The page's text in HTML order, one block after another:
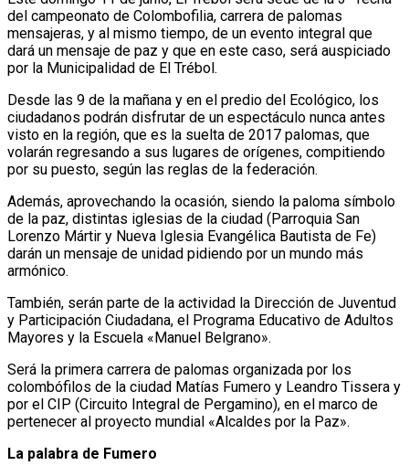
del campeonato de Colombofilia, carrera de palomas
mensajeras, y al mismo tiempo, de un evento integral que
dará un mensaje de paz y que en este caso, será auspiciado
por la Municipalidad de El Trébol.
Desde las 9 de la mañana y en el predio del Ecológico, los
ciudadanos podrán disfrutar de un espectáculo nunca antes
visto en la región, que es la suelta de 2017 palomas, que
volarán regresando a sus lugares de orígenes, compitiendo
por su puesto, según las reglas de la federación.
Además, aprovechando la ocasión, siendo la paloma símbolo
de la paz, distintas iglesias de la ciudad (Parroquia San
Lorenzo Mártir y Nueva Iglesia Evangélica Bautista de Fe)
darán un mensaje de unidad pidiendo por un mundo más
armónico.
También, serán parte de la actividad la Dirección de Juventud
y Participación Ciudadana, el Programa Educativo de Adultos
Mayores y la Escuela «Manuel Belgrano».
Será la primera carrera de palomas organizada por los
colombófilos de la ciudad Matías Fumero y Leandro Tissera y
por el CIP (Circuito Integral de Pergamino), en el marco de
pertenecer al proyecto mundial «Alcaldes por la Paz».
La palabra de Fumero